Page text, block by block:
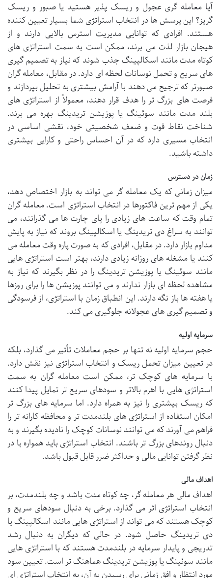
آیا معامله گری عجول و ریسک پذیر هستید یا صبور و ریسک
گریز؟ این پرسش ها در انتخاب استراتژی شما بسیار تعیین کننده
هستند. افرادی که توانایی مدیریت استرس بالایی دارند و از
هیجان بازار لذت می برند، ممکن است به سمت استراتژی های
کوتاه مدت مانند اسکالپینگ جذب شوند که نیاز به تصمیم گیری
های سریع و تحمل نوسانات لحظه ای دارد. در مقابل، معامله گران
صبورتر که ترجیح می دهند با آرامش بیشتری به تحلیل بپردازند و
فرصت های بزرگ تر را هدف قرار دهند، معمولاً از استراتژی های
بلند مدت مانند سوئینگ یا پوزیشن تریدینگ بهره می برند.
شناخت نقاط قوت و ضعف شخصیتی خود، نقشی اساسی در
انتخاب مسیری دارد که در آن احساس راحتی و کارایی بیشتری
داشته باشید.
زمان در دسترس
میزان زمانی که یک معامله گر می تواند به بازار اختصاص دهد،
یکی از مهم ترین فاکتورها در انتخاب استراتژی است. معامله گران
تمام وقت که ساعت های زیادی را پای چارت ها می گذرانند، می
توانند به سراغ دی تریدینگ یا اسکالپینگ بروند که نیاز به پایش
مداوم بازار دارد. در مقابل، افرادی که به صورت پاره وقت معامله می
کنند یا مشغله های روزانه زیادی دارند، بهتر است استراتژی هایی
مانند سوئینگ یا پوزیشن تریدینگ را در نظر بگیرند که نیاز به
مشاهده لحظه ای بازار ندارند و می توانند پوزیشن ها را برای روزها
یا هفته ها باز نگه دارند. این انطباق زمان با استراتژی، از فرسودگی
و تصمیم گیری های عجولانه جلوگیری می کند.
سرمایه اولیه
حجم سرمایه اولیه نه تنها بر حجم معاملات تأثیر می گذارد، بلکه
در تعیین میزان تحمل ریسک و انتخاب استراتژی نیز نقش دارد.
با سرمایه های کوچک تر، ممکن است معامله گران به سمت
استراتژی هایی با اهرم بالاتر و سودهای سریع تر تمایل پیدا کنند
که ریسک بیشتری را نیز به همراه دارد. اما سرمایه های بزرگ تر
امکان استفاده از استراتژی های بلندمدت تر و محافظه کارانه تر را
فراهم می آورند که می توانند نوسانات کوچک را نادیده بگیرند و به
دنبال روندهای بزرگ تر باشند. انتخاب استراتژی باید همواره با در
نظر گرفتن توانایی مالی و حداکثر ضرر قابل قبول باشد.
اهداف مالی
اهداف مالی هر معامله گر، چه کوتاه مدت باشد و چه بلندمدت، بر
انتخاب استراتژی اثر می گذارد. برخی به دنبال سودهای سریع و
کوچک هستند که می تواند از استراتژی هایی مانند اسکالپینگ یا
دی تریدینگ حاصل شود. در حالی که دیگران به دنبال رشد
تدریجی و پایدار سرمایه در بلندمدت هستند که با استراتژی هایی
مانند سوئینگ یا پوزیشن تریدینگ هماهنگ تر است. تعیین سود
مورد انتظار و افق زمانی برای رسیدن به آن، به انتخاب استراتژی ای